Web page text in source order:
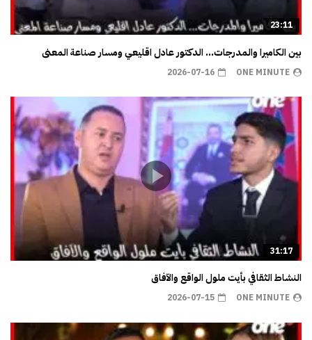
23:11
بين الكاميرا والمدرجات… الدكتور عادل اقليعي ومسار صناعة المعنى
ONE MINUTE
2026-07-16
31:17
النشاط الثقافي بأيت ملول الواقع والآفاق
ONE MINUTE
2026-07-15